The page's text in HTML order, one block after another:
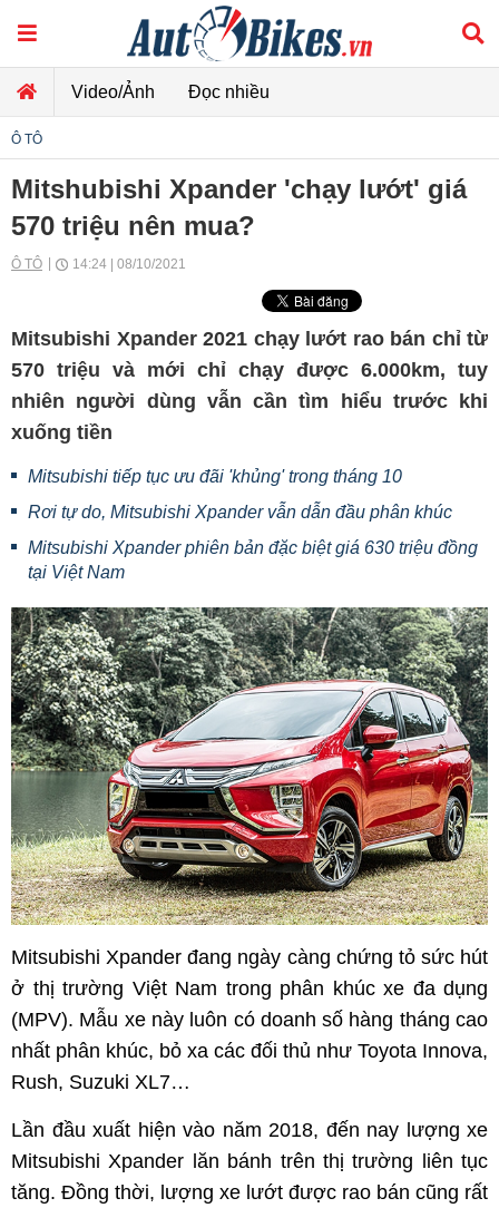
Video/Ảnh Đọc nhiều
Ô TÔ
Mitshubishi Xpander 'chạy lướt' giá
570 triệu nên mua?
Ô TÔ 14:24 | 08/10/2021
Mitsubishi Xpander 2021 chạy lướt rao bán chỉ từ
570 triệu và mới chỉ chạy được 6.000km, tuy
nhiên người dùng vẫn cần tìm hiểu trước khi
xuống tiền
Mitsubishi tiếp tục ưu đãi 'khủng' trong tháng 10
Rơi tự do, Mitsubishi Xpander vẫn dẫn đầu phân khúc
Mitsubishi Xpander phiên bản đặc biệt giá 630 triệu đồng
tại Việt Nam
Mitsubishi Xpander đang ngày càng chứng tỏ sức hút
ở thị trường Việt Nam trong phân khúc xe đa dụng
(MPV). Mẫu xe này luôn có doanh số hàng tháng cao
nhất phân khúc, bỏ xa các đối thủ như Toyota Innova,
Rush, Suzuki XL7…
Lần đầu xuất hiện vào năm 2018, đến nay lượng xe
Mitsubishi Xpander lăn bánh trên thị trường liên tục
tăng. Đồng thời, lượng xe lướt được rao bán cũng rất